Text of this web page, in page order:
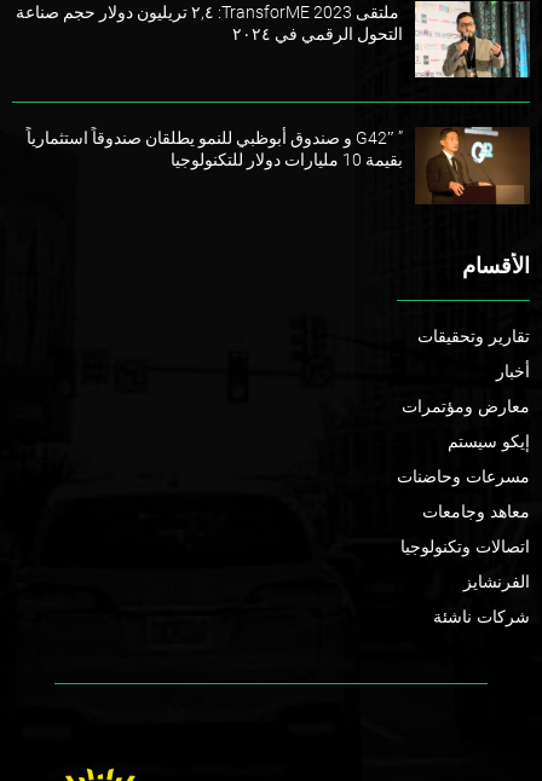
ملتقى TransforME 2023: ٢,٤ تريليون دولار حجم صناعة
التحول الرقمي في ٢٠٢٤
” G42″ و صندوق أبوظبي للنمو يطلقان صندوقاً استثمارياً
بقيمة 10 مليارات دولار للتكنولوجيا
الأقسام
تقارير وتحقيقات
أخبار
معارض ومؤتمرات
إيكو سيستم
مسرعات وحاضنات
معاهد وجامعات
اتصالات وتكنولوجيا
الفرنشايز
شركات ناشئة